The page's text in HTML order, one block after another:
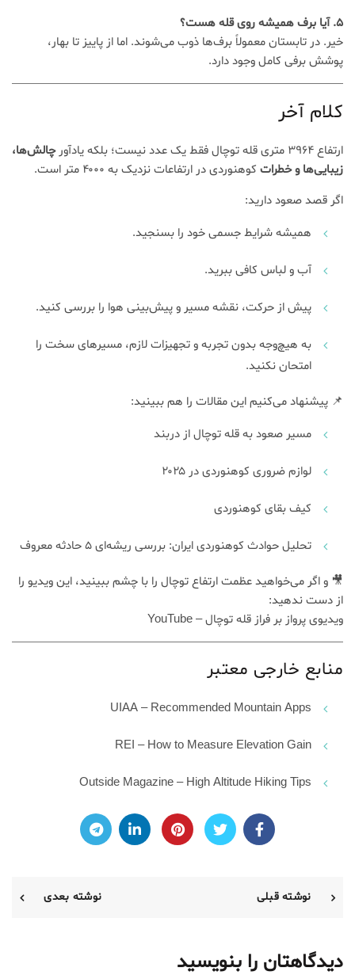
۵. آیا برف همیشه روی قله هست؟
خیر. در تابستان معمولاً برف‌ها ذوب می‌شوند. اما از پاییز تا بهار،
پوشش برفی کامل وجود دارد.
کلام آخر
ارتفاع ۳۹۶۴ متری قله توچال فقط یک عدد نیست؛ بلکه یادآور
چالش‌ها،
زیبایی‌ها و خطرات کوهنوردی در ارتفاعات نزدیک به ۴۰۰۰ متر است.
اگر قصد صعود دارید:
همیشه شرایط جسمی خود را بسنجید.
آب و لباس کافی ببرید.
پیش از حرکت، نقشه مسیر و پیش‌بینی هوا را بررسی کنید.
به هیچ‌وجه بدون تجربه و تجهیزات لازم، مسیرهای سخت را
امتحان نکنید.
📌 پیشنهاد می‌کنیم این مقالات را هم ببینید:
مسیر صعود به قله توچال از دربند
لوازم ضروری کوهنوردی در ۲۰۲۵
کیف بقای کوهنوردی
تحلیل حوادث کوهنوردی ایران: بررسی ریشه‌ای ۵ حادثه معروف
🎥 و اگر می‌خواهید عظمت ارتفاع توچال را با چشم ببینید، این ویدیو را
از دست ندهید:
ویدیوی پرواز بر فراز قله توچال – YouTube
منابع خارجی معتبر
UIAA – Recommended Mountain Apps
REI – How to Measure Elevation Gain
Outside Magazine – High Altitude Hiking Tips
نوشته قبلی نوشته بعدی
دیدگاهتان را بنویسید